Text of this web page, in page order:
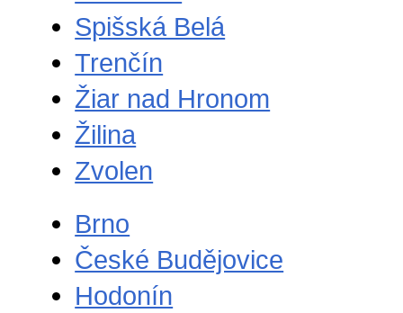
Spišská Belá
Trenčín
Žiar nad Hronom
Žilina
Zvolen
Brno
České Budějovice
Hodonín